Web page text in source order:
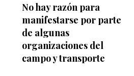
No hay razón para
manifestarse por parte
de algunas
organizaciones del
campo y transporte